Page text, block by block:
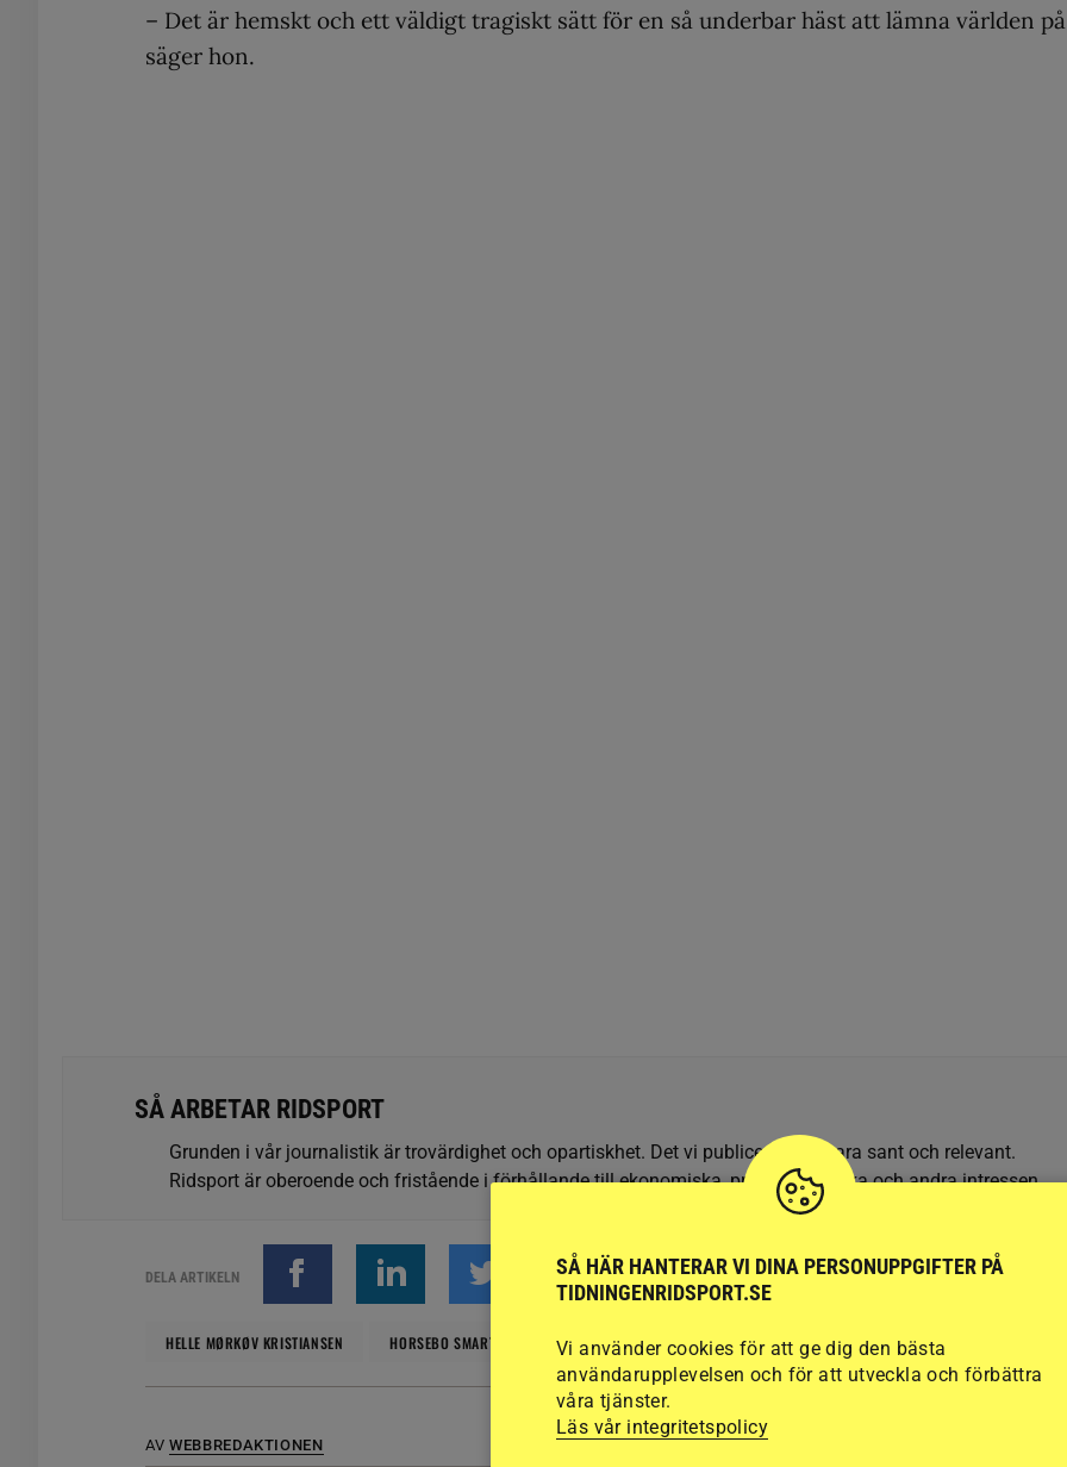
– Det är hemskt och ett väldigt tragiskt sätt för en så underbar häst att lämna världen
säger hon.
SÅ ARBETAR RIDSPORT
Grunden i vår journalistik är trovärdighet och opartiskhet. Det vi publicerar ska vara sant och relevant.
Ridsport är oberoende och fristående i förhållande till ekonomiska, privata, politiska och andra intressen.
DELA ARTIKELN
HELLE MØRKØV KRISTIANSEN HORSEBO SMARTIES PARAHÄST STINNA TANGE KAASTRUP STRIDSFLYGPLAN
AV WEBBREDAKTIONEN
SÅ HÄR HANTERAR VI DINA PERSONUPPGIFTER PÅ
TIDNINGENRIDSPORT.SE
Vi använder cookies för att ge dig den bästa
användarupplevelsen och för att utveckla och förbättra
våra tjänster.
Läs vår integritetspolicy